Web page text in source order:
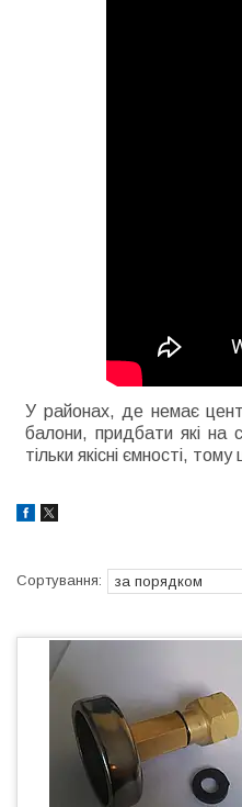
У районах, де немає
балони, придбати які на
тільки якісні ємності,